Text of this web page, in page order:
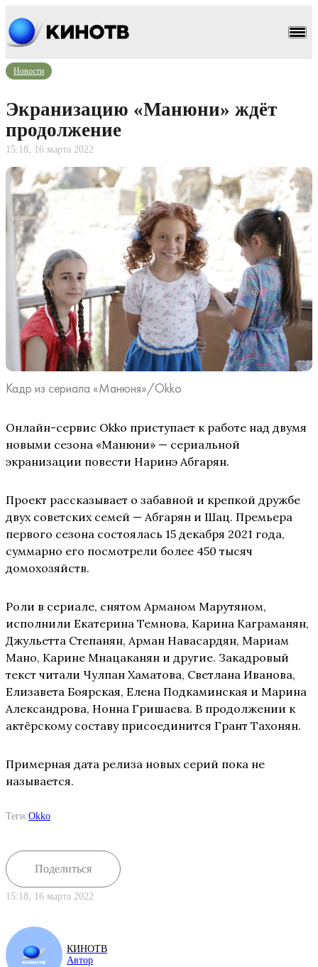
Новости
Экранизацию «Манюни» ждёт
продолжение
15:18, 16 марта 2022
Кадр из сериала «Манюня»/Okko
Онлайн-сервис Okko приступает к работе над двумя
новыми сезона «Манюни» — сериальной
экранизации повести Наринэ Абгарян.
Проект рассказывает о забавной и крепкой дружбе
двух советских семей — Абгарян и Шац. Премьера
первого сезона состоялась 15 декабря 2021 года,
суммарно его посмотрели более 450 тысяч
домохозяйств.
Роли в сериале, снятом Арманом Марутяном,
исполнили Екатерина Темнова, Карина Каграманян,
Джульетта Степанян, Арман Навасардян, Мариам
Мано, Карине Мнацаканян и другие. Закадровый
текст читали Чулпан Хаматова, Светлана Иванова,
Елизавета Боярская, Елена Подкаминская и Марина
Александрова, Нонна Гришаева. В продолжении к
актёрскому составу присоединится Грант Тахонян.
Примерная дата релиза новых серий пока не
называется.
Теги:Okko
Поделиться
15:18, 16 марта 2022
КИНОТВ
Автор